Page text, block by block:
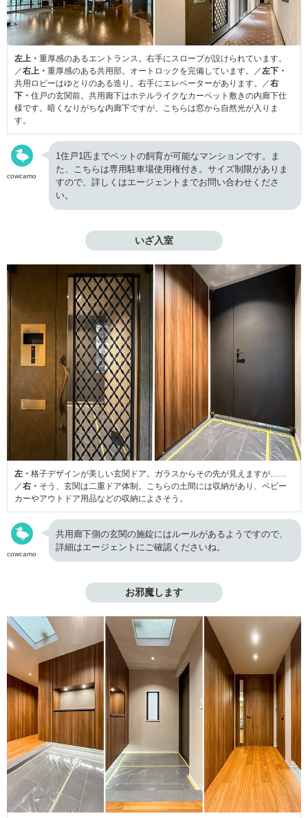
左上・ 重厚感のあるエントランス。右手にスロープが設けられています。
／右上・ 重厚感のある共用部。オートロックを完備しています。／左下・
共用ロビーはゆとりのある造り。右手にエレベーターがあります。／右
下・ 住戸の玄関前。共用廊下はホテルライクなカーペット敷きの内廊下仕
様です。暗くなりがちな内廊下ですが、こちらは窓から自然光が入りま
す。
cowcamo
1住戸1匹までペットの飼育が可能なマンションです。ま
た、こちらは専用駐車場使用権付き。サイズ制限がありま
すので、詳しくはエージェントまでお問い合わせくださ
い。
いざ入室
左・ 格子デザインが美しい玄関ドア。ガラスからその先が見えますが……
／右・ そう、玄関は二重ドア体制。こちらの土間には収納があり、ベビー
カーやアウトドア用品などの収納によさそう。
cowcamo
共用廊下側の玄関の施錠にはルールがあるようですので、
詳細はエージェントにご確認くださいね。
お邪魔します